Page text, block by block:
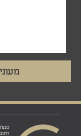
סנצ'ורי 21 ישראל הנהלה
רחוב הצורן 4ב',